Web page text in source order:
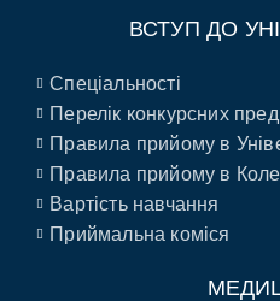
ВСТУП ДО
Спеціальності
Перелік конкурсних
Правила прийому в
Правила прийому в
Вартість навчання
Приймальна коміся